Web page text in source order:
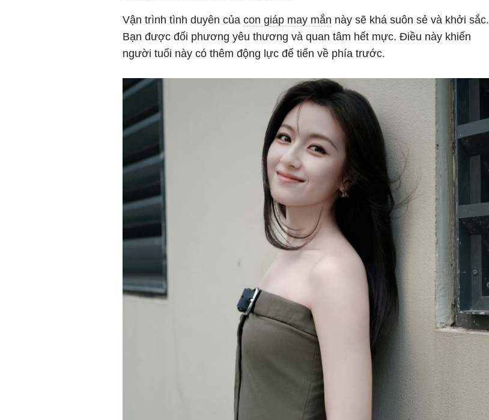
Vận trình tình duyên của con giáp may mắn này sẽ khá suôn sẻ và khởi sắc.
Bạn được đối phương yêu thương và quan tâm hết mực. Điều này khiến
người tuổi này có thêm động lực để tiến về phía trước.